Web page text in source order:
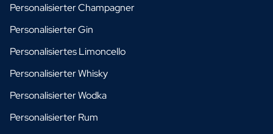
Personalisierter Champagner
Personalisierter Gin
Personalisiertes Limoncello
Personalisierter Whisky
Personalisierter Wodka
Personalisierter Rum